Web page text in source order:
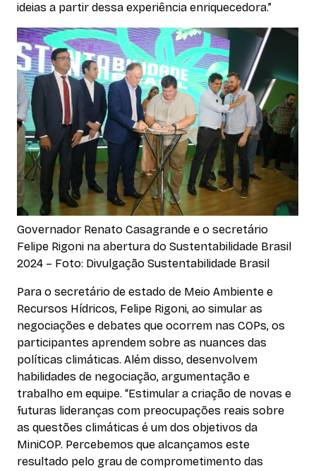
ideias a partir dessa experiência enriquecedora.”
Governador Renato Casagrande e o secretário
Felipe Rigoni na abertura do Sustentabilidade Brasil
2024 – Foto: Divulgação Sustentabilidade Brasil
Para o secretário de estado de Meio Ambiente e
Recursos Hídricos, Felipe Rigoni, ao simular as
negociações e debates que ocorrem nas COPs, os
participantes aprendem sobre as nuances das
políticas climáticas. Além disso, desenvolvem
habilidades de negociação, argumentação e
trabalho em equipe. “Estimular a criação de novas e
futuras lideranças com preocupações reais sobre
as questões climáticas é um dos objetivos da
MiniCOP. Percebemos que alcançamos este
resultado pelo grau de comprometimento das